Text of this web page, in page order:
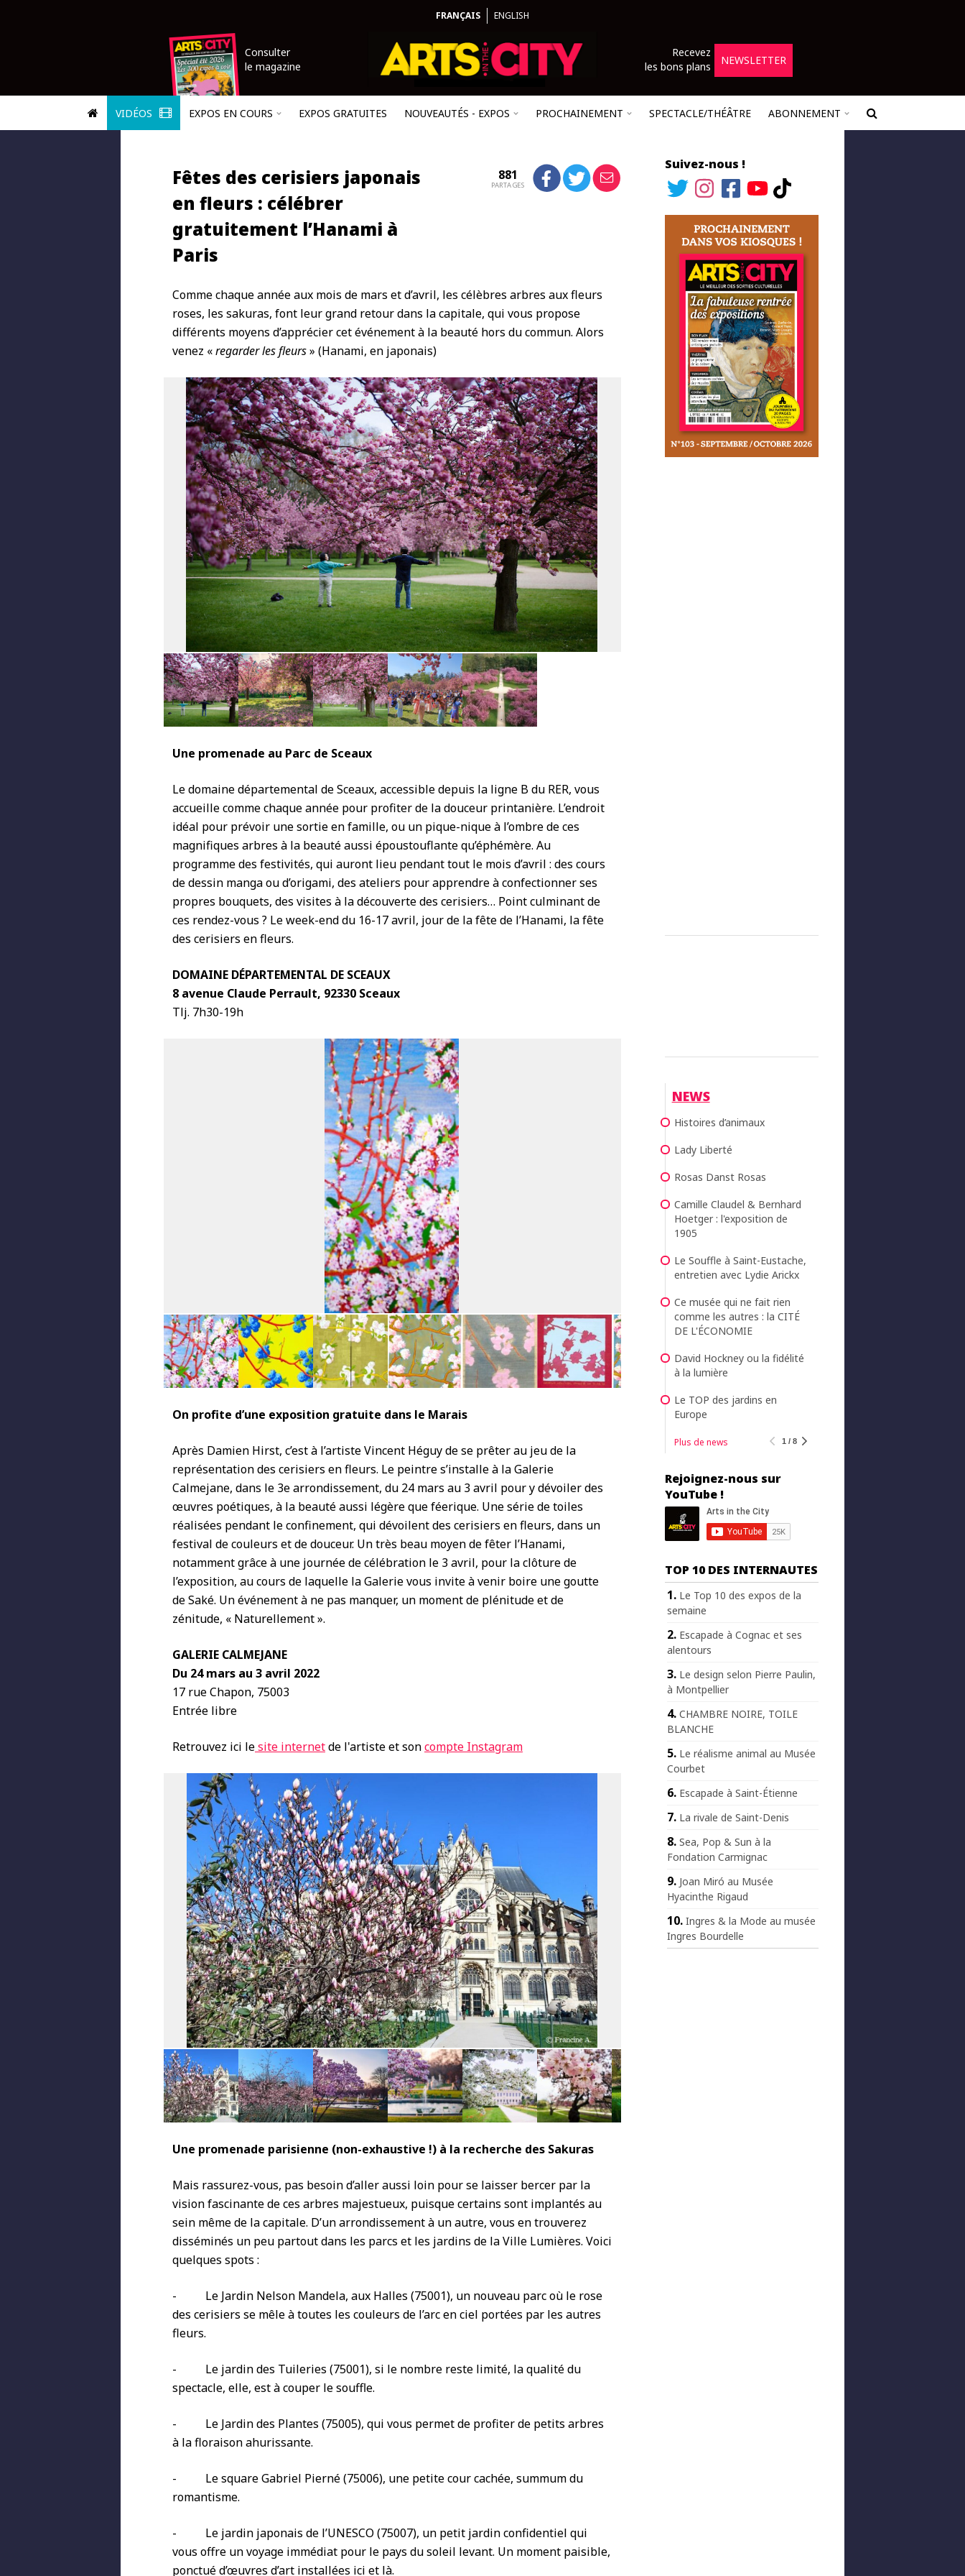
FRANÇAIS ENGLISH
Consulter
le magazine
Recevez
les bons plans
NEWSLETTER
VIDÉOS EXPOS EN COURS EXPOS GRATUITES NOUVEAUTÉS - EXPOS PROCHAINEMENT SPECTACLE/THÉÂTRE ABONNEMENT
Fêtes des cerisiers japonais
en fleurs : célébrer
gratuitement l’Hanami à
Paris
881
PARTAGES
Comme chaque année aux mois de mars et d’avril, les célèbres arbres aux fleurs
roses, les sakuras, font leur grand retour dans la capitale, qui vous propose
différents moyens d’apprécier cet événement à la beauté hors du commun. Alors
venez «regarder les fleurs» (Hanami, en japonais)
Une promenade au Parc de Sceaux
Le domaine départemental de Sceaux, accessible depuis la ligne B du RER, vous
accueille comme chaque année pour profiter de la douceur printanière. L’endroit
idéal pour prévoir une sortie en famille, ou un pique-nique à l’ombre de ces
magnifiques arbres à la beauté aussi époustouflante qu’éphémère. Au
programme des festivités, qui auront lieu pendant tout le mois d’avril : des cours
de dessin manga ou d’origami, des ateliers pour apprendre à confectionner ses
propres bouquets, des visites à la découverte des cerisiers… Point culminant de
ces rendez-vous ? Le week-end du 16-17 avril, jour de la fête de l’Hanami, la fête
des cerisiers en fleurs.
DOMAINE DÉPARTEMENTAL DE SCEAUX
8 avenue Claude Perrault, 92330 Sceaux
Tlj. 7h30-19h
9
On profite d’une exposition gratuite dans le Marais
Après Damien Hirst, c’est à l’artiste Vincent Héguy de se prêter au jeu de la
représentation des cerisiers en fleurs. Le peintre s’installe à la Galerie
Calmejane, dans le 3earrondissement, du 24 mars au 3 avril pour y dévoiler des
œuvres poétiques, à la beauté aussi légère que féerique. Une série de toiles
réalisées pendant le confinement, qui dévoilent des cerisiers en fleurs, dans un
festival de couleurs et de douceur. Un très beau moyen de fêter l’Hanami,
notamment grâce à une journée de célébration le 3 avril, pour la clôture de
l’exposition, au cours de laquelle la Galerie vous invite à venir boire une goutte
de Saké. Un événement à ne pas manquer, un moment de plénitude et de
zénitude, « Naturellement ».
GALERIE CALMEJANE
Du 24 mars au 3 avril 2022
17 rue Chapon, 75003
Entrée libre
Retrouvez ici lesite internetde l'artiste et soncompte Instagram
10
Une promenade parisienne (non-exhaustive !) à la recherche des Sakuras
Mais rassurez-vous, pas besoin d’aller aussi loin pour se laisser bercer par la
vision fascinante de ces arbres majestueux, puisque certains sont implantés au
sein même de la capitale. D’un arrondissement à un autre, vous en trouverez
disséminés un peu partout dans les parcs et les jardins de la Ville Lumières. Voici
quelques spots :
-
Le Jardin Nelson Mandela, aux Halles (75001), un nouveau parc où le rose
des cerisiers se mêle à toutes les couleurs de l’arc en ciel portées par les autres
fleurs.
-
Le jardin des Tuileries (75001), si le nombre reste limité, la qualité du
spectacle, elle, est à couper le souffle.
-
Le Jardin des Plantes (75005), qui vous permet de profiter de petits arbres
à la floraison ahurissante.
-
Le square Gabriel Pierné (75006), une petite cour cachée, summum du
romantisme.
-
Le jardin japonais de l’UNESCO (75007), un petit jardin confidentiel qui
vous offre un voyage immédiat pour le pays du soleil levant. Un moment paisible,
ponctué d’œuvres d’art installées ici et là.
Suivez-nous !
NEWS
Histoires d’animaux
Lady Liberté
Rosas Danst Rosas
Camille Claudel & Bernhard
Hoetger : l'exposition de
1905
Le Souffle à Saint-Eustache,
entretien avec Lydie Arickx
Ce musée qui ne fait rien
comme les autres : la CITÉ
DE L'ÉCONOMIE
David Hockney ou la fidélité
à la lumière
Le TOP des jardins en
Europe
Plus de news 1 / 8
Rejoignez-nous sur
YouTube !
TOP 10 DES INTERNAUTES
Le Top 10 des expos de la
semaine
Escapade à Cognac et ses
alentours
Le design selon Pierre Paulin,
à Montpellier
CHAMBRE NOIRE, TOILE
BLANCHE
Le réalisme animal au Musée
Courbet
Escapade à Saint-Étienne
La rivale de Saint-Denis
Sea, Pop & Sun à la
Fondation Carmignac
Joan Miró au Musée
Hyacinthe Rigaud
Ingres & la Mode au musée
Ingres Bourdelle